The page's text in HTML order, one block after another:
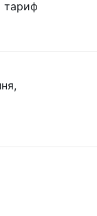
тариф